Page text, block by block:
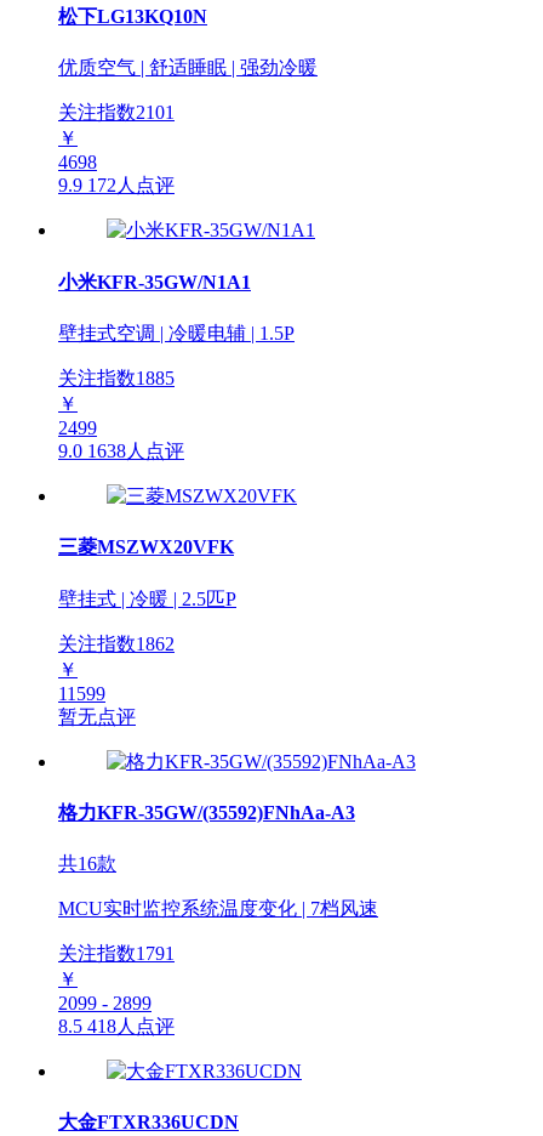
松下LG13KQ10N
优质空气 | 舒适睡眠 | 强劲冷暖
关注指数2101
￥
4698
9.9 172人点评
小米KFR-35GW/N1A1
壁挂式空调 | 冷暖电辅 | 1.5P
关注指数1885
￥
2499
9.0 1638人点评
三菱MSZWX20VFK
壁挂式 | 冷暖 | 2.5匹P
关注指数1862
￥
11599
暂无点评
格力KFR-35GW/(35592)FNhAa-A3
共16款
MCU实时监控系统温度变化 | 7档风速
关注指数1791
￥
2099 - 2899
8.5 418人点评
大金FTXR336UCDN